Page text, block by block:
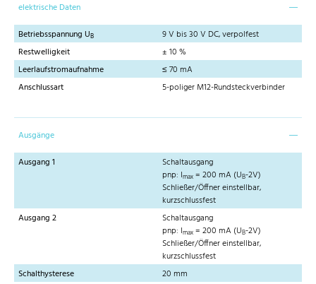
elektrische Daten
Betriebsspannung UB
9 V bis 30 V DC, verpolfest
Restwelligkeit
± 10 %
Leerlaufstromaufnahme
≤ 70 mA
Anschlussart
5-poliger M12-Rundsteckverbinder
Ausgänge
Ausgang 1
Schaltausgang
pnp: Imax = 200 mA (UB-2V)
Schließer/Öffner einstellbar,
kurzschlussfest
Ausgang 2
Schaltausgang
pnp: Imax = 200 mA (UB-2V)
Schließer/Öffner einstellbar,
kurzschlussfest
Schalthysterese
20 mm